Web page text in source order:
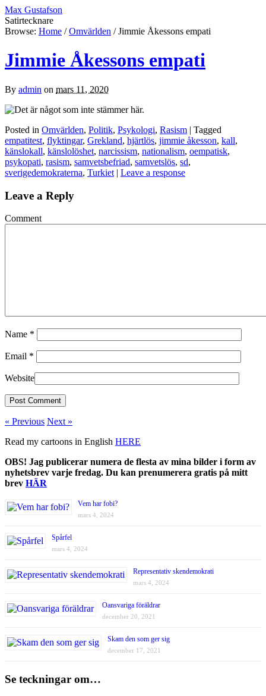
Max Gustafson
Satirtecknare
Browse: Home / Omvärlden / Jimmie Åkessons empati
Jimmie Åkessons empati
By admin on mars 11, 2020
Posted in Omvärlden, Politik, Psykologi, Rasism | Tagged
empatitest, flyktingar, Grekland, hjärtlös, jimmie åkesson, kall,
känslokall, känslolöshet, narcissism, nationalism, oempatisk,
psykopati, rasism, samvetsbefriad, samvetslös, sd,
sverigedemokraterna, Turkiet | Leave a response
Leave a Reply
Comment
Name *
Email *
Website
« Previous Next »
Read my cartoons in English HERE
OBS! Jag publicerar numera de flesta av mina bilder i form av
nyhetsbrev varje fredag. Du kan prenumerera gratis på mitt
brev HÄR
Vem har fobi?
mars 4, 2024
Spårfel
mars 4, 2024
Representativ skendemokrati
mars 4, 2024
Oansvariga föräldrar
december 20, 2021
Skam den som ger sig
december 17, 2021
Se teckningar om…